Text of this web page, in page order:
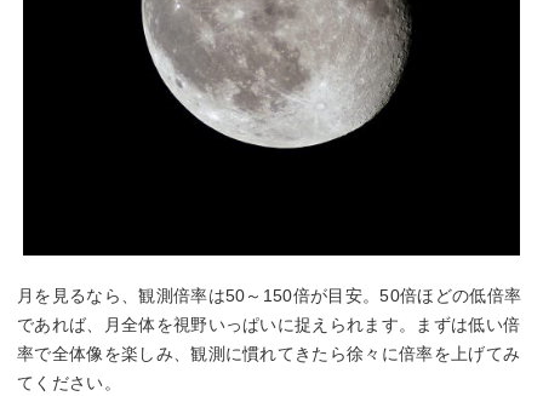
月を見るなら、観測倍率は50～150倍が目安。50倍ほどの低倍率
であれば、月全体を視野いっぱいに捉えられます。まずは低い倍
率で全体像を楽しみ、観測に慣れてきたら徐々に倍率を上げてみ
てください。